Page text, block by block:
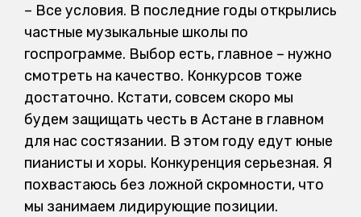
– Все условия. В последние годы открылись
частные музыкальные школы по
госпрограмме. Выбор есть, главное – нужно
смотреть на качество. Конкурсов тоже
достаточно. Кстати, совсем скоро мы
будем защищать честь в Астане в главном
для нас состязании. В этом году едут юные
пианисты и хоры. Конкуренция серьезная. Я
похвастаюсь без ложной скромности, что
мы занимаем лидирующие позиции.